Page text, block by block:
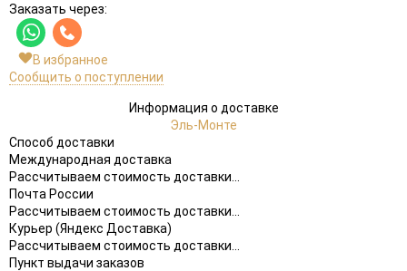
Заказать через:
В избранное
Сообщить о поступлении
Информация о доставке
Эль-Монте
Способ доставки
Международная доставка
Рассчитываем стоимость доставки...
Почта России
Рассчитываем стоимость доставки...
Курьер (Яндекс Доставка)
Рассчитываем стоимость доставки...
Пункт выдачи заказов